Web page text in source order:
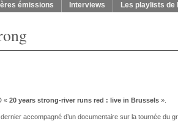
émissions Interviews Les playlists de
« 20 years strong-river runs red : live in Brussels ».
accompagné d’un documentaire sur la tournée du